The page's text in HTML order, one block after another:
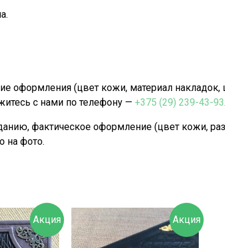
(цвет кожи, материал накладок,
с нами по телефону — +375 (29) 239-43-93.
фактическое оформление (цвет кожи,
на фото.
Акция Акция